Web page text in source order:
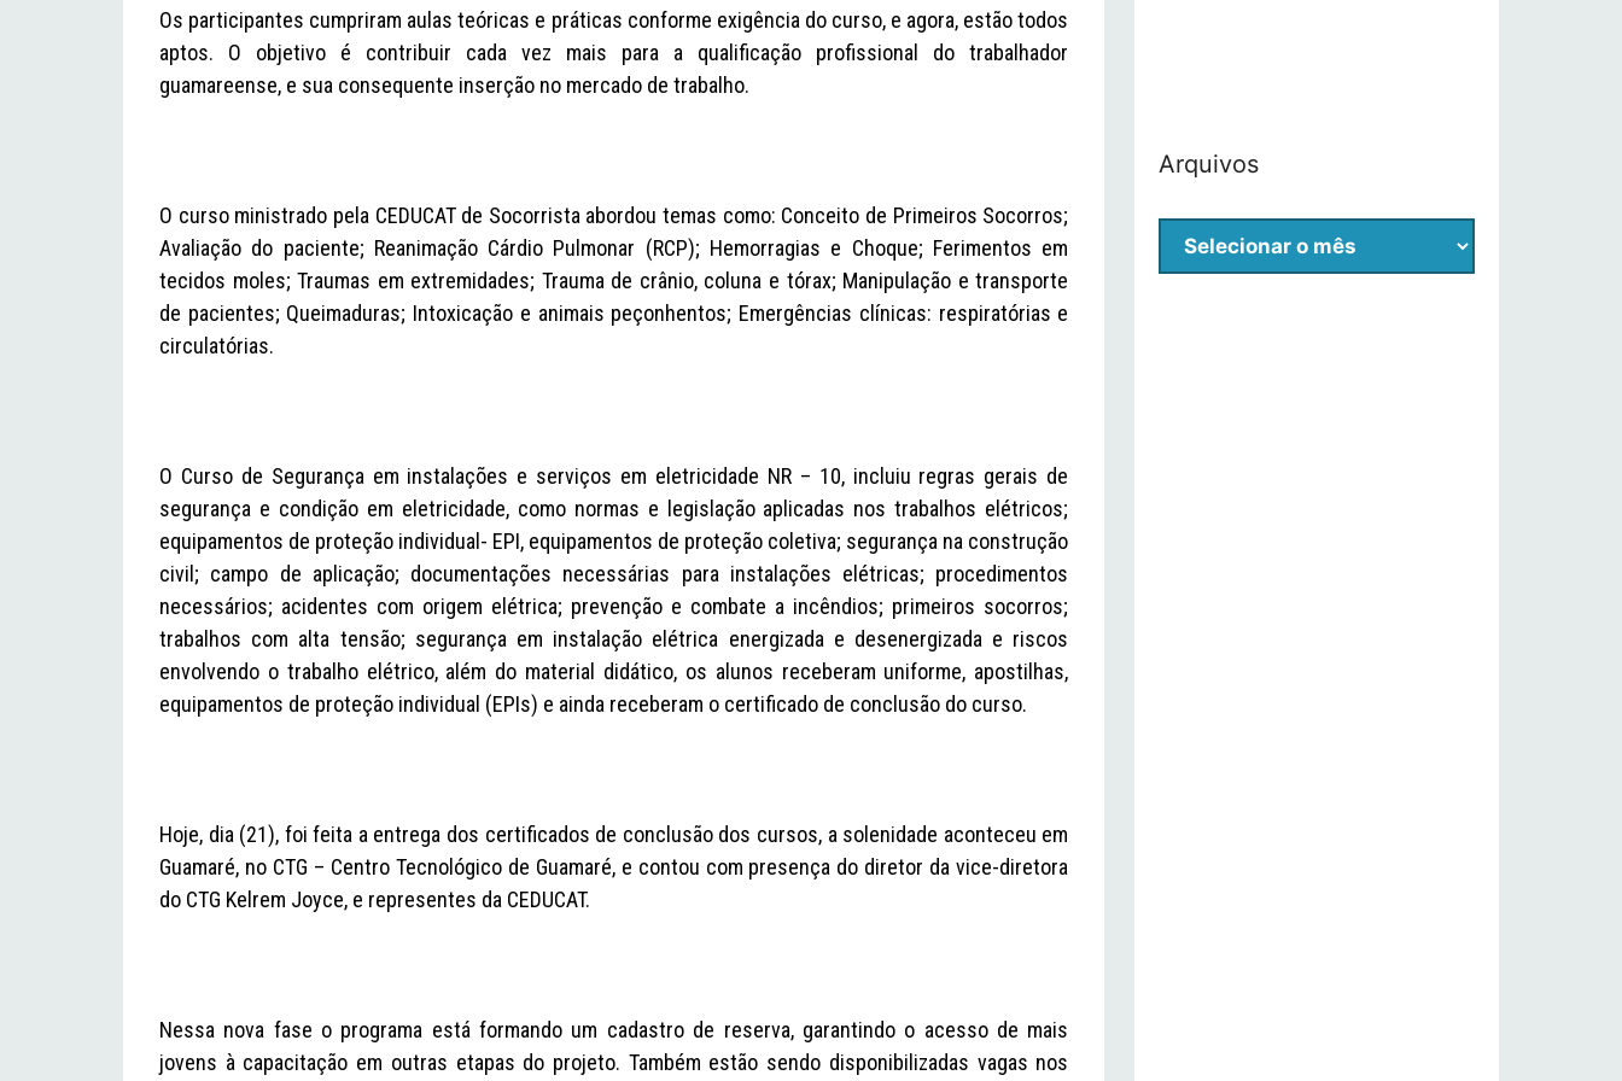
Os participantes cumpriram aulas teóricas e práticas conforme exigência do curso, e agora, estão todos
aptos. O objetivo é contribuir cada vez mais para a qualificação profissional do trabalhador
guamareense, e sua consequente inserção no mercado de trabalho.
O curso ministrado pela CEDUCAT de Socorrista abordou temas como: Conceito de Primeiros Socorros;
Avaliação do paciente; Reanimação Cárdio Pulmonar (RCP); Hemorragias e Choque; Ferimentos em
tecidos moles; Traumas em extremidades; Trauma de crânio, coluna e tórax; Manipulação e transporte
de pacientes; Queimaduras; Intoxicação e animais peçonhentos; Emergências clínicas: respiratórias e
circulatórias.
O Curso de Segurança em instalações e serviços em eletricidade NR – 10, incluiu regras gerais de
segurança e condição em eletricidade, como normas e legislação aplicadas nos trabalhos elétricos;
equipamentos de proteção individual- EPI, equipamentos de proteção coletiva; segurança na construção
civil; campo de aplicação; documentações necessárias para instalações elétricas; procedimentos
necessários; acidentes com origem elétrica; prevenção e combate a incêndios; primeiros socorros;
trabalhos com alta tensão; segurança em instalação elétrica energizada e desenergizada e riscos
envolvendo o trabalho elétrico, além do material didático, os alunos receberam uniforme, apostilhas,
equipamentos de proteção individual (EPIs) e ainda receberam o certificado de conclusão do curso.
Hoje, dia (21), foi feita a entrega dos certificados de conclusão dos cursos, a solenidade aconteceu em
Guamaré, no CTG – Centro Tecnológico de Guamaré, e contou com presença do diretor da vice-diretora
do CTG Kelrem Joyce, e representes da CEDUCAT.
Nessa nova fase o programa está formando um cadastro de reserva, garantindo o acesso de mais
jovens à capacitação em outras etapas do projeto. Também estão sendo disponibilizadas vagas nos
Arquivos